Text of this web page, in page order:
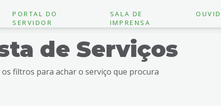
PORTAL DO
SERVIDOR
SALA DE
IMPRENSA
de Serviços
os filtros para achar o serviço que procura